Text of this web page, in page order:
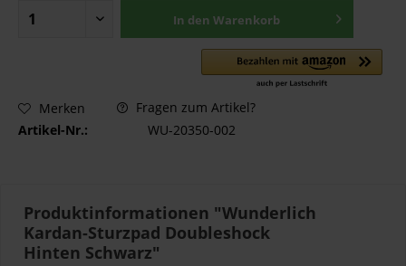
In den Warenkorb
Merken
Fragen zum Artikel?
Artikel-Nr.:
WU-20350-002
Produktinformationen "Wunderlich
Kardan-Sturzpad Doubleshock
Hinten Schwarz"